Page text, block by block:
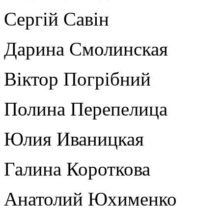
Сергій Савін
Дарина Смолинская
Віктор Погрібний
Полина Перепелица
Юлия Иваницкая
Галина Короткова
Анатолий Юхименко